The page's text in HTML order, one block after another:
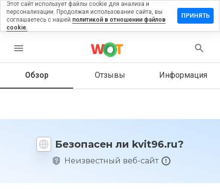
menu
Обзор Отзывы Информация
Безопасен ли kvit96.ru?
Неизвестный веб-сайт
на
Как бы
этот
Этот сайт использует файлы cookie для анализа и
персонализации. Продолжая использование сайта, вы
соглашаетесь с нашей политикой в отношении файлов
cookie.
ПРИНЯТЬ